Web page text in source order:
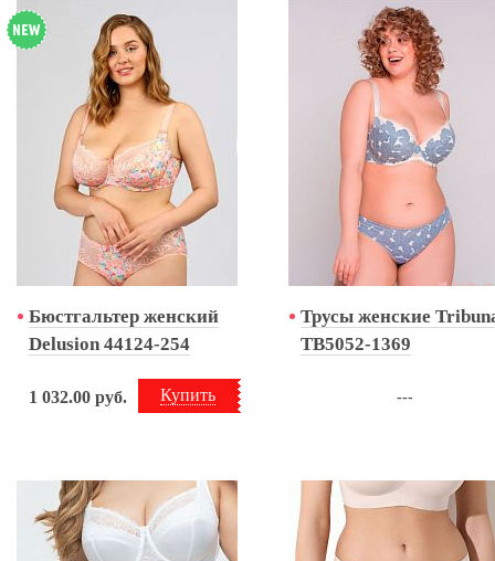
Бюстгальтер женский
Delusion 44124-254
Купить
1 032.00 руб.
Трусы женские
TB5052-1369
---